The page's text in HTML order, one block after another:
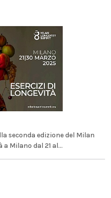
seconda edizione del Milan
Milano dal 21 al...